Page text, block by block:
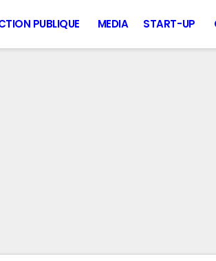
PUBLIQUE MEDIA START-UP